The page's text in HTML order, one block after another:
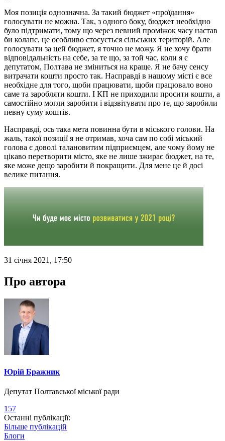
Моя позиція однозначна. За такий бюджет «проїдання»
голосувати не можна. Так, з одного боку, бюджет необхідно
було підтримати, тому що через певний проміжок часу настав
би колапс, це особливо стосується сільських територій. Але
голосувати за цей бюджет, я точно не можу. Я не хочу брати
відповідальність на себе, за те що, за той час, коли я є
депутатом, Полтава не зміниться на краще. Я не бачу сенсу
витрачати кошти просто так. Насправді в нашому місті є все
необхідне для того, щоби працювати, щоби працювало воно
саме та заробляти кошти. І КП не приходили просити кошти, а
самостійно могли заробити і відзвітувати про те, що заробили
певну суму коштів.
Насправді, ось така мета повинна бути в міського голови. На
жаль, такої позиції я не отримав, хоча сам по собі міський
голова є доволі талановитим підприємцем, але чому йому не
цікаво перетворити місто, яке не лише зжирає бюджет, на те,
яке може дещо заробити й покращити. Для мене це й досі
велике питання.
31 січня 2021, 17:50
Про автора
Юрій Бражник
Депутат Полтавської міської ради
157
Останні публікації:
Більше публікацій
Блоги